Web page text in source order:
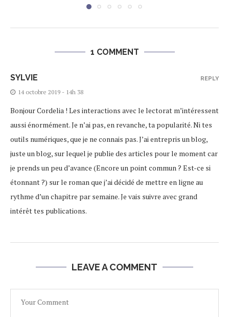
1 COMMENT
SYLVIE
14 octobre 2019 - 14h 38
Bonjour Cordelia ! Les interactions avec le lectorat m’intéressent
aussi énormément. Je n’ai pas, en revanche, ta popularité. Ni tes
outils numériques, que je ne connais pas. J’ai entrepris un blog,
juste un blog, sur lequel je publie des articles pour le moment car
je prends un peu d’avance (Encore un point commun ? Est-ce si
étonnant ?) sur le roman que j’ai décidé de mettre en ligne au
rythme d’un chapitre par semaine. Je vais suivre avec grand
intérêt tes publications.
REPLY
LEAVE A COMMENT